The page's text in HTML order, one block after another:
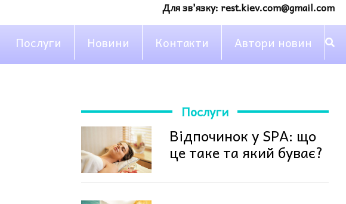
Для зв'язку: rest.kiev.com@gmail.com
Послуги Новини Контакти Автори новин
Послуги
Відпочинок у SPA: що
це таке та який буває?